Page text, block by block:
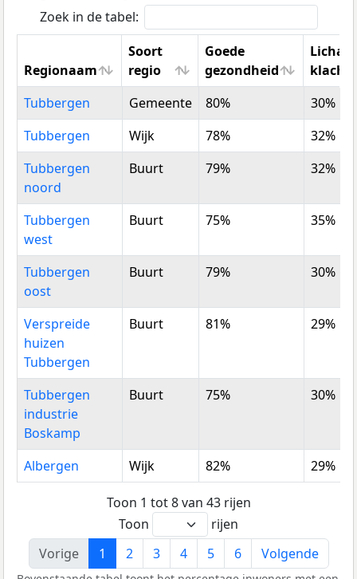
Zoek in de tabel:
Regionaam
Soort
regio
Goede
gezondheid
Regionaam
Soort
regio
Goede
gezondheid
Tubbergen Gemeente 80%
30%
Tubbergen
Wijk 78%
32%
Tubbergen
noord
Buurt 79% 32%
Tubbergen
west
Buurt 75% 35%
Tubbergen
oost
Buurt 79% 30%
Verspreide
huizen
Tubbergen
Buurt 81% 29%
Tubbergen
industrie
Boskamp
Buurt 75% 30%
Albergen Wijk 82% 29%
Toon 1 tot 8 van 43 rijen
Toon
rijen
Vorige
1 2 3 4 5 6 Volgende